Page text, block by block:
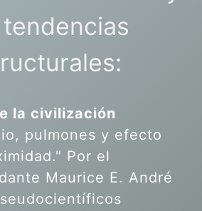
la civilización
pulmones y efecto
Por el
Maurice E. André